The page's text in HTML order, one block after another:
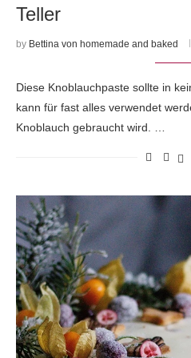
Teller
by Bettina von homemade and baked
Diese Knoblauchpaste sollte in
kann für fast alles verwendet
Knoblauch gebraucht wird. …